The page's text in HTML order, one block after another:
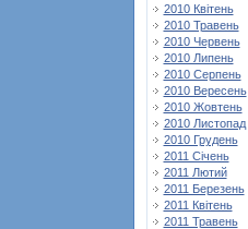
2010 Квітень
2010 Травень
2010 Червень
2010 Липень
2010 Серпень
2010 Вересень
2010 Жовтень
2010 Листопад
2010 Грудень
2011 Січень
2011 Лютий
2011 Березень
2011 Квітень
2011 Травень